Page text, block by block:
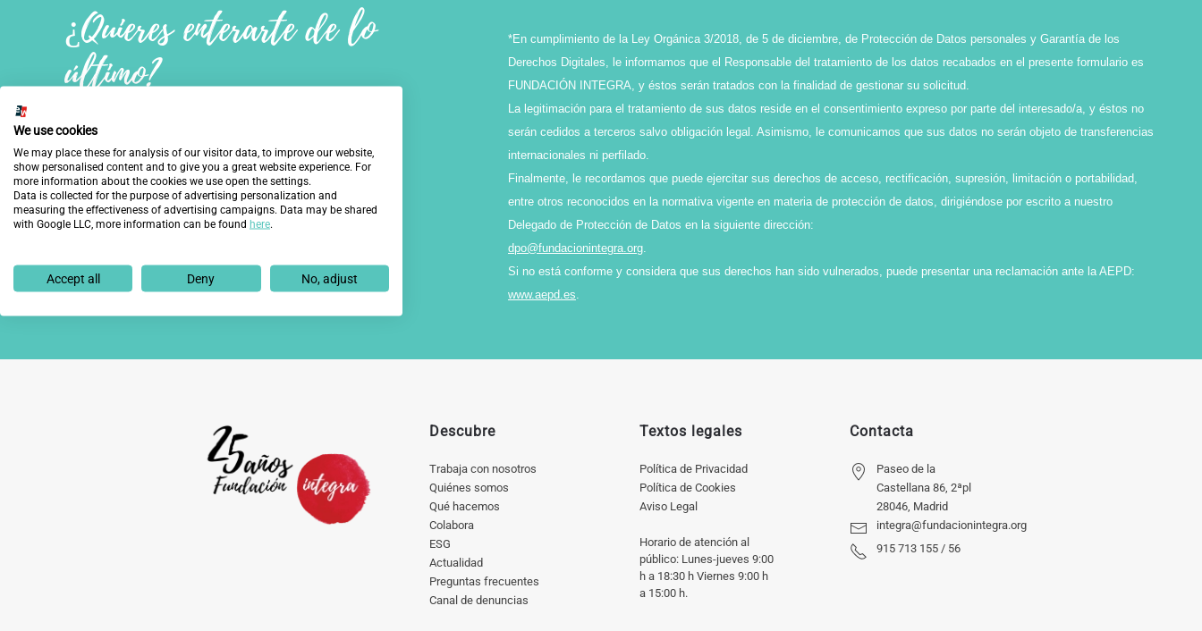
¿Quieres enterarte de lo
último?
*En cumplimiento de la Ley Orgánica 3/2018, de 5 de diciembre, de Protección de Datos personales y Garantía de los
Derechos Digitales, le informamos que el Responsable del tratamiento de los datos recabados en el presente formulario es
FUNDACIÓN INTEGRA, y éstos serán tratados con la finalidad de gestionar su solicitud.
La legitimación para el tratamiento de sus datos reside en el consentimiento expreso por parte del interesado/a, y éstos no
serán cedidos a terceros salvo obligación legal. Asimismo, le comunicamos que sus datos no serán objeto de transferencias
internacionales ni perfilado.
Finalmente, le recordamos que puede ejercitar sus derechos de acceso, rectificación, supresión, limitación o portabilidad,
entre otros reconocidos en la normativa vigente en materia de protección de datos, dirigiéndose por escrito a nuestro
Delegado de Protección de Datos en la siguiente dirección:
dpo@fundacionintegra.org.
Si no está conforme y considera que sus derechos han sido vulnerados, puede presentar una reclamación ante la AEPD:
www.aepd.es.
Descubre
Trabaja con nosotros
Quiénes somos
Qué hacemos
Colabora
ESG
Actualidad
Preguntas frecuentes
Canal de denuncias
Textos legales
Política de Privacidad
Política de Cookies
Aviso Legal
Horario de atención al
público: Lunes-jueves 9:00
h a 18:30 h Viernes 9:00 h
a 15:00 h.
Contacta
Paseo de la
Castellana 86, 2ªpl
28046, Madrid
integra@fundacionintegra.org
915 713 155 / 56
We use cookies
We may place these for analysis of our visitor data, to improve our website,
show personalised content and to give you a great website experience. For
more information about the cookies we use open the settings.
Data is collected for the purpose of advertising personalization and
measuring the effectiveness of advertising campaigns. Data may be shared
with Google LLC, more information can be found here.
Accept all Deny No, adjust